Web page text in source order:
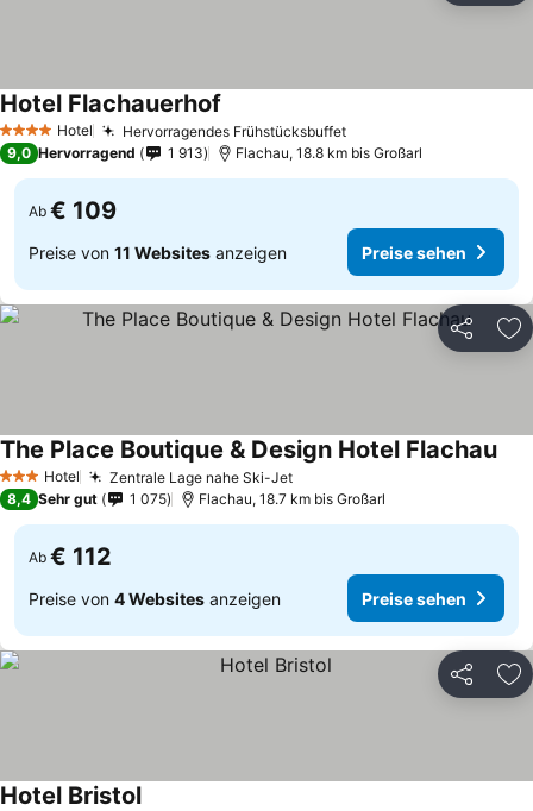
4 Sterne Hotel Hervorragendes Frühstücksbuffet
Hotel Flachauerhof
9,0 Hervorragend 1 913 Flachau, 18.8 km bis Großarl
Ab € 109
Preise von 11 Websites anzeigen Preise sehen
Teilen
3 SterneHotel Zentrale Lage nahe Ski-Jet
The Place Boutique & Design Hotel Flachau
8,4 Sehr gut 1 075 Flachau, 18.7 km bis Großarl
Ab € 112
Preise von 4 Websites anzeigen Preise sehen
Teilen
Hotel Bristol